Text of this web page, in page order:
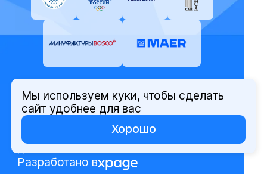
© Олимпийский комитет России,
2026
Политика защиты персональных
данных
Разработано в
Мы используем куки, чтобы сделать
сайт удобнее для вас
Хорошо